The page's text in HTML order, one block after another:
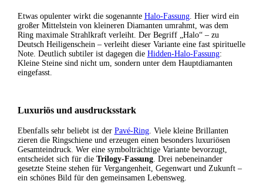
Etwas opulenter wirkt die sogenannte Halo-Fassung. Hier wird ein
großer Mittelstein von kleineren Diamanten umrahmt, was dem
Ring maximale Strahlkraft verleiht. Der Begriff „Halo“ – zu
Deutsch Heiligenschein – verleiht dieser Variante eine fast spirituelle
Note. Deutlich subtiler ist dagegen die Hidden-Halo-Fassung:
Kleine Steine sind nicht um, sondern unter dem Hauptdiamanten
eingefasst.
Luxuriös und ausdrucksstark
Ebenfalls sehr beliebt ist der Pavé-Ring. Viele kleine Brillanten
zieren die Ringschiene und erzeugen einen besonders luxuriösen
Gesamteindruck. Wer eine symbolträchtige Variante bevorzugt,
entscheidet sich für die Trilogy-Fassung. Drei nebeneinander
gesetzte Steine stehen für Vergangenheit, Gegenwart und Zukunft –
ein schönes Bild für den gemeinsamen Lebensweg.